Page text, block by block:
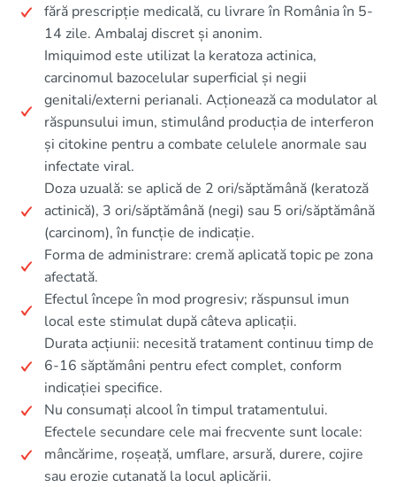
fără prescripție medicală, cu livrare în România în 5-
14 zile. Ambalaj discret și anonim.
Imiquimod este utilizat la keratoza actinica,
carcinomul bazocelular superficial și negii
genitali/externi perianali. Acționează ca modulator al
răspunsului imun, stimulând producția de interferon
și citokine pentru a combate celulele anormale sau
infectate viral.
Doza uzuală: se aplică de 2 ori/săptămână (keratoză
actinică), 3 ori/săptămână (negi) sau 5 ori/săptămână
(carcinom), în funcție de indicație.
Forma de administrare: cremă aplicată topic pe zona
afectată.
Efectul începe în mod progresiv; răspunsul imun
local este stimulat după câteva aplicații.
Durata acțiunii: necesită tratament continuu timp de
6-16 săptămâni pentru efect complet, conform
indicației specifice.
Nu consumați alcool în timpul tratamentului.
Efectele secundare cele mai frecvente sunt locale:
mâncărime, roșeață, umflare, arsură, durere, cojire
sau erozie cutanată la locul aplicării.